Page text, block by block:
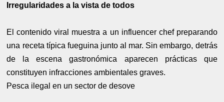
Irregularidades a la vista de todos
El contenido viral muestra a un influencer chef preparando
una receta típica fueguina junto al mar. Sin embargo, detrás
de la escena gastronómica aparecen prácticas que
constituyen infracciones ambientales graves.
Pesca ilegal en un sector de desove